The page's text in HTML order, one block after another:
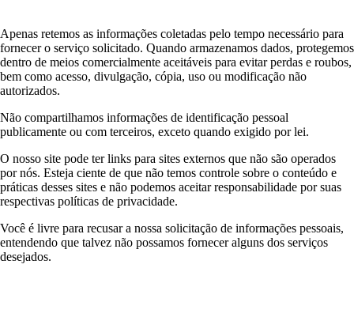
Apenas retemos as informações coletadas pelo tempo necessário para
fornecer o serviço solicitado. Quando armazenamos dados, protegemos
dentro de meios comercialmente aceitáveis ​​para evitar perdas e roubos,
bem como acesso, divulgação, cópia, uso ou modificação não
autorizados.
Não compartilhamos informações de identificação pessoal
publicamente ou com terceiros, exceto quando exigido por lei.
O nosso site pode ter links para sites externos que não são operados
por nós. Esteja ciente de que não temos controle sobre o conteúdo e
práticas desses sites e não podemos aceitar responsabilidade por suas
respectivas políticas de privacidade.
Você é livre para recusar a nossa solicitação de informações pessoais,
entendendo que talvez não possamos fornecer alguns dos serviços
desejados.